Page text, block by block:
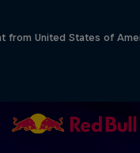
from United States of